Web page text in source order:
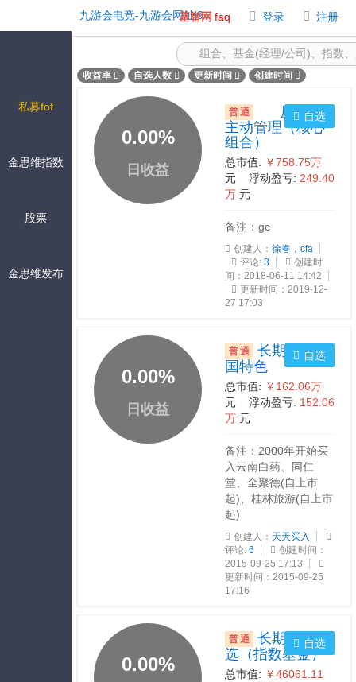
最热门 -九游会电竞
私募fof
金思维指数
股票
金思维发布
九游会电竞-九游会网址j9
基智网 faq 登录 注册
收益率 自选人数 更新时间 创建时间
0.00%
日收益
普通
压舱石
主动管理（核心
组合）
总市值: ￥758.75万
元 浮动盈亏: 249.40
万 元
备注：gc
创建人： 徐春，cfa
评论: 3
创建时
间：2018-06-11 14:42
更新时间：2019-12-
27 17:03
自选
0.00%
日收益
普通
长期持有中
国特色
总市值: ￥162.06万
元 浮动盈亏: 152.06
万 元
备注：2000年开始买
入云南白药、同仁
堂、全聚德(自上市
起)、桂林旅游(自上市
起)
创建人： 天天买入
评论: 6
创建时间：
2015-09-25 17:13
更新时间：2015-09-25
17:16
自选
0.00%
普通
长期定投精
选（指数基金）
总市值: ￥46061.11
自选